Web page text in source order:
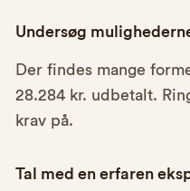
Undersøg
Der findes mange
28.284 kr. udbetalt.
krav på.
Tal med en erfaren